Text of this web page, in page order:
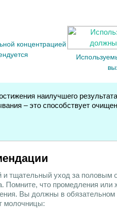
концентрацией
наилучшего
– это способствует
тщательный уход за половым
Помните, что промедления
Вы должны в
молочницы: